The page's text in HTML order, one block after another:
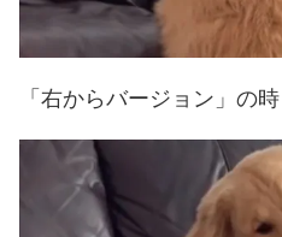
「右からバージョン」の